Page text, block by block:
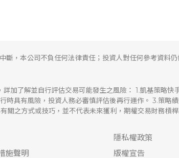
，本公司不負任何法律責任；投資人對任何參考資料
加了解並自行評估交易可能發生之風險： 1.凱基策略
時具有風險，投資人務必審慎評估後再行運作。 3.策
之方式或技巧，並不代表未來獲利，期權交易財務槓
隱私權政策
施聲明 版權宣告